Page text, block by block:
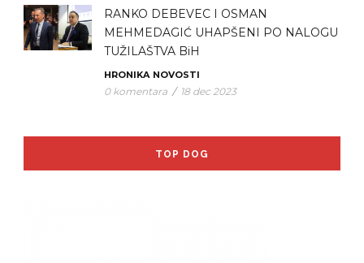
RANKO DEBEVEC I OSMAN
MEHMEDAGIĆ UHAPŠENI PO NALOGU
TUŽILAŠTVA BiH
HRONIKA NOVOSTI
0 komentara / 18 dec 2023
TOP DOG